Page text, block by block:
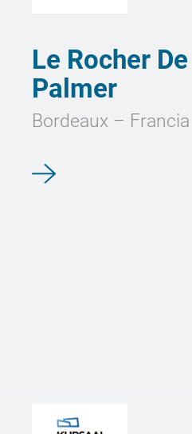
Le Rocher De
Palmer
Bordeaux – Francia